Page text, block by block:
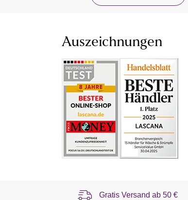
Auszeichnungen
Gratis Versand ab50 €